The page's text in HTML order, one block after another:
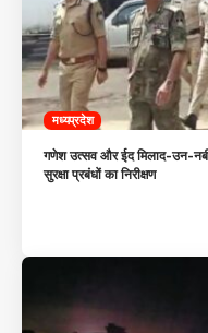
मध्यप्रदेश
गणेश उत्सव और ईद मिलाद-उन-
सुरक्षा प्रबंधों का निरीक्षण